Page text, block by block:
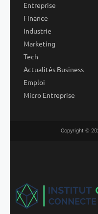
Entreprise
Finance
Industrie
Marketing
Tech
Actualités Business
Emploi
Micro Entreprise
Copyright ©